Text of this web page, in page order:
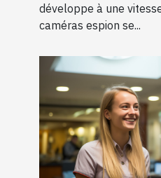
développe à une
caméras espion se...